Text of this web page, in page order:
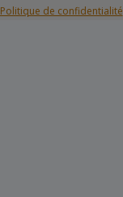
Politique de confidentialité